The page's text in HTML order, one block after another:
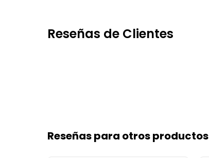
Reseñas de Clientes
Reseñas para otros productos